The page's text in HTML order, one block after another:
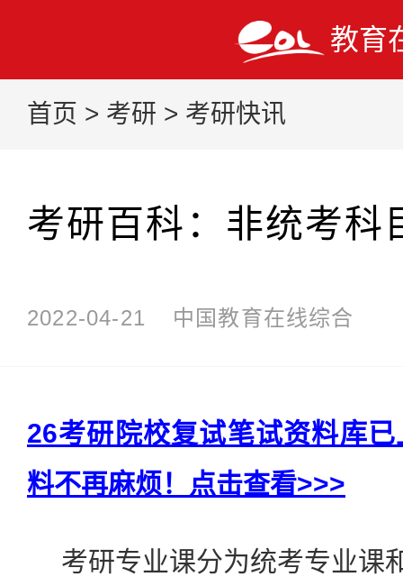
教育
首页 > 考研 > 考研快讯
考研百科：非统考科
2022-04-21 中国教育在线综合
26考研院校复试笔试资料库
料不再麻烦！点击查看>>>
考研专业课分为统考专业课